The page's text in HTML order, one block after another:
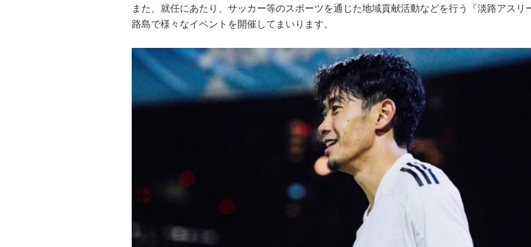
また、就任にあたり、サッカー等のスポーツを通じた地域貢献活動などを行う『淡路アス
路島で様々なイベントを開催してまいります。